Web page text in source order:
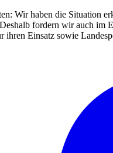
Wir haben die Situation
fordern wir auch
Einsatz sowie